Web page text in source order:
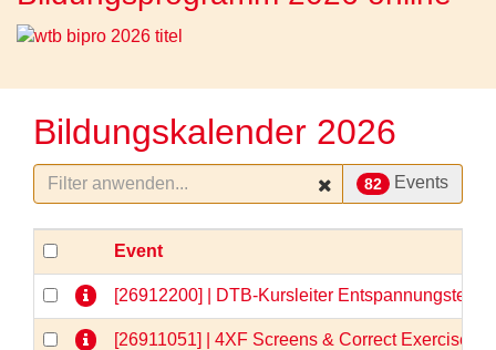
Bildungskalender 2026
82 Events
Event
[26912200] | DTB-Kursleiter
[26911051] | 4XF Screens & Correct Exercises